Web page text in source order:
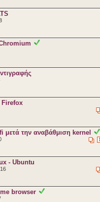
Firefox
την αναβάθμιση kernel
- Ubuntu
browser